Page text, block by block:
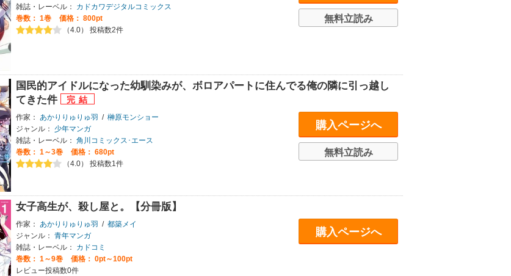
雑誌・レーベル：
カドカワデジタルコミックス
巻数： 1巻
価格： 800pt
（4.0） 投稿数2件
無料立読み
国民的アイドルになった幼馴染みが、ボロアパートに住んでる俺の隣に引っ越し
てきた件
作家： あかりりゅりゅ羽 / 榊原モンショー
ジャンル：
少年マンガ
雑誌・レーベル： 角川コミックス･エース
巻数： 1～3巻
価格： 680pt
（4.0） 投稿数1件
購入ページへ
無料立読み
女子高生が、殺し屋と。【分冊版】
作家： あかりりゅりゅ羽 / 都築メイ
ジャンル： 青年マンガ
雑誌・レーベル：
カドコミ
巻数： 1～9巻
価格： 0pt～100pt
レビュー投稿数0件
購入ページへ